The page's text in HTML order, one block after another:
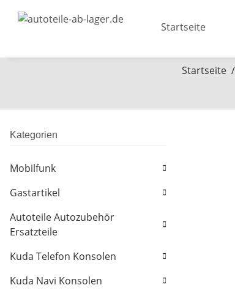
Startseite
Startseite
Kategorien
Mobilfunk
Gastartikel
Autoteile Autozubehör
Ersatzteile
Kuda Telefon Konsolen
Kuda Navi Konsolen